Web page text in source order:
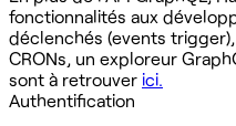
fonctionnalités aux
déclenchés (events
CRONs, un exploreur
sont à retrouver ici.
Authentification